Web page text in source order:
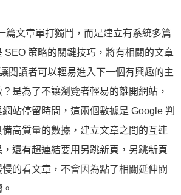
篇文章單打獨鬥，而是建立有系統多篇
SEO 策略的關鍵技巧，將有相關的文章
閱讀者可以輕易進入下一個有興趣的主
是為了不讓瀏覽者輕易的離開網站，
站停留時間，這兩個數據是 Google 判
高質量的數據，建立文章之間的互連
還有超連結要用另跳新頁，另跳新頁
的看文章，不會因為點了相關延伸閱